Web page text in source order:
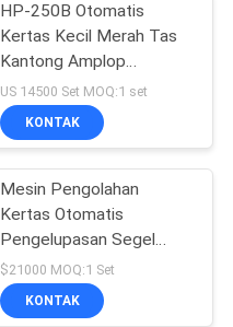
HP-250B Otomatis
Kertas Kecil Merah Tas
Kantong Amplop
Membuat Mesin 150 Pcs
/ Min
US 14500 Set MOQ:1 set
KONTAK
Mesin Pengolahan
Kertas Otomatis
Pengelupasan Segel
Mesin Pembuatan
Amplop Kantong 200
pcs/min
$21000 MOQ:1 Set
KONTAK